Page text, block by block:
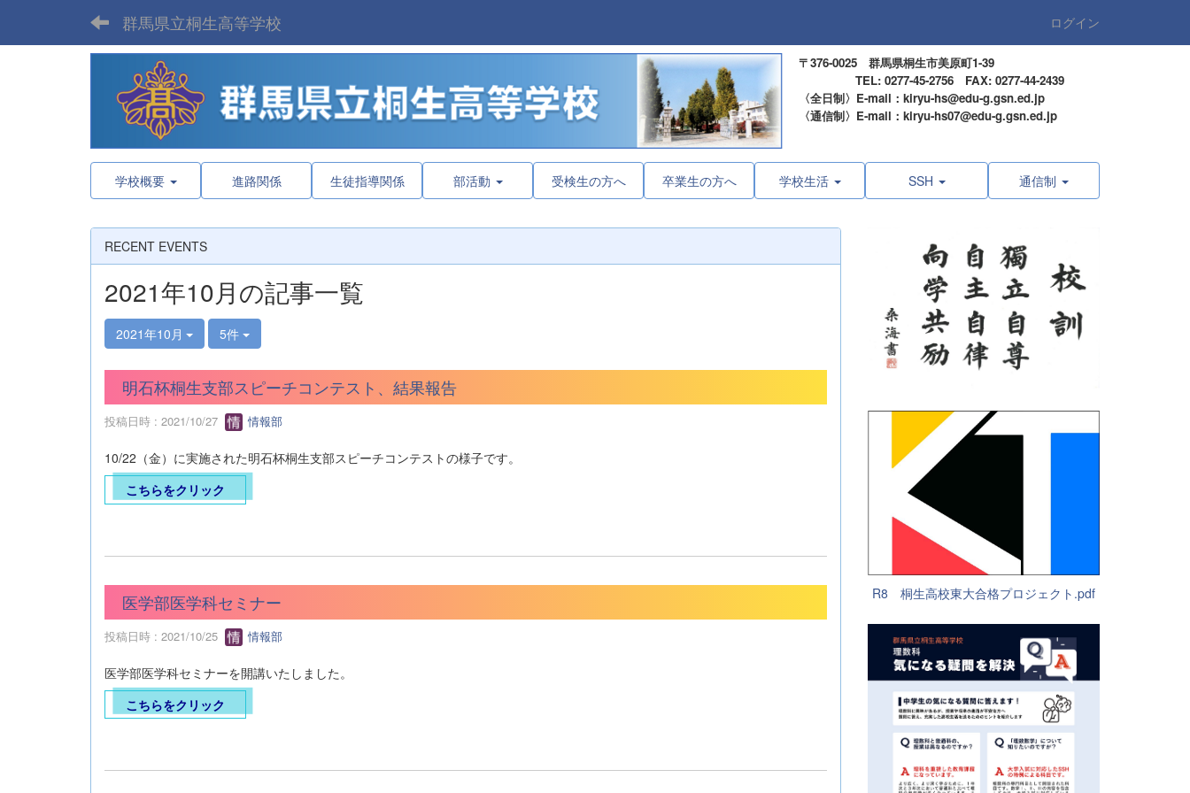
群馬県立桐生高等学校 ログイン
〒376-0025 群馬県桐生市美原町1-39
TEL: 0277-45-2756 FAX: 0277-44-2439
〈全日制〉E-mail：kiryu-hs@edu-g.gsn.ed.jp
〈通信制〉E-mail：kiryu-hs07@edu-g.gsn.ed.jp
学校概要 進路関係 生徒指導関係 部活動 受検生の方へ 卒業生の方へ 学校生活 SSH 通信制
RECENT EVENTS
2021年10月の記事一覧
2021年10月 5件
明石杯桐生支部スピーチコンテスト、結果報告
投稿日時 : 2021/10/27 情報部
10/22（金）に実施された明石杯桐生支部スピーチコンテストの様子です。
こちらをクリック
医学部医学科セミナー
投稿日時 : 2021/10/25 情報部
医学部医学科セミナーを開講いたしました。
こちらをクリック
R8 桐生高校東大合格プロジェクト.pdf